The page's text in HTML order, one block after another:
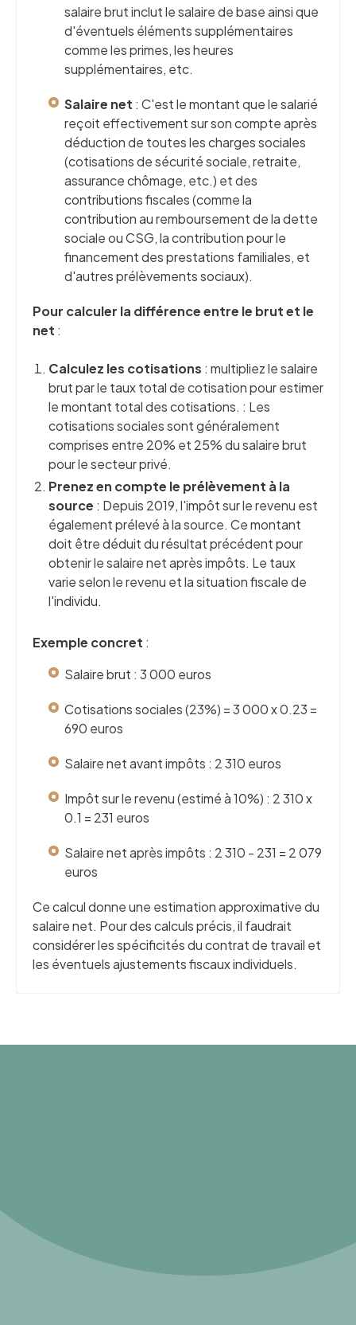
salaire brut inclut le salaire de base ainsi que
d'éventuels éléments supplémentaires
comme les primes, les heures
supplémentaires, etc.
Salaire net : C'est le montant que le salarié
reçoit effectivement sur son compte après
déduction de toutes les charges sociales
(cotisations de sécurité sociale, retraite,
assurance chômage, etc.) et des
contributions fiscales (comme la
contribution au remboursement de la dette
sociale ou CSG, la contribution pour le
financement des prestations familiales, et
d'autres prélèvements sociaux).
Pour calculer la différence entre le brut et le
net :
Calculez les cotisations : multipliez le salaire
brut par le taux total de cotisation pour estimer
le montant total des cotisations. : Les
cotisations sociales sont généralement
comprises entre 20% et 25% du salaire brut
pour le secteur privé.
Prenez en compte le prélèvement à la
source : Depuis 2019, l'impôt sur le revenu est
également prélevé à la source. Ce montant
doit être déduit du résultat précédent pour
obtenir le salaire net après impôts. Le taux
varie selon le revenu et la situation fiscale de
l'individu.
Exemple concret :
Salaire brut : 3 000 euros
Cotisations sociales (23%) = 3 000 x 0.23 =
690 euros
Salaire net avant impôts : 2 310 euros
Impôt sur le revenu (estimé à 10%) : 2 310 x
0.1 = 231 euros
Salaire net après impôts : 2 310 - 231 = 2 079
euros
Ce calcul donne une estimation approximative du
salaire net. Pour des calculs précis, il faudrait
considérer les spécificités du contrat de travail et
les éventuels ajustements fiscaux individuels.